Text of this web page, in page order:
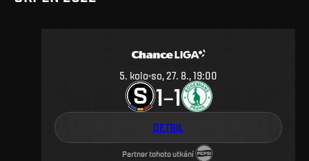
5. kolo so, 27. 8., 19:00
1–1
DETAIL
Partner tohoto utkání